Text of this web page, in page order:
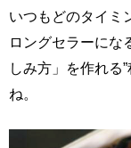
いつもどのタイミ
ロングセラーにな
しみ方」を作れる
ね。